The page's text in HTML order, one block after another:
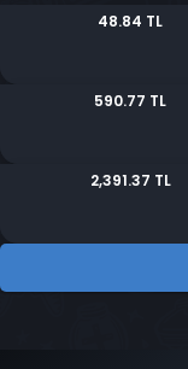
48.84 TL
590.77 TL
2,391.37 TL